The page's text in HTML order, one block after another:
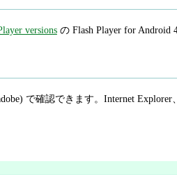
versionsの Flash Player for Android
で確認できます。Internet Explorer